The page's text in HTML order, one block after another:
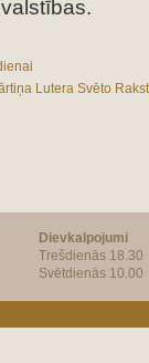
Lutera Svēto
Dievkalpojumi
Trešdienās 18.30
Svētdienās 10.00